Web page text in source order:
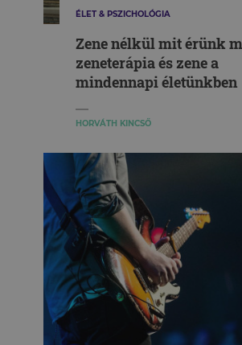
ÉLET & PSZICHOLÓGIA
Zene nélkül mit érünk
zeneterápia és zene a
mindennapi életünkben
HORVÁTH KINCSŐ